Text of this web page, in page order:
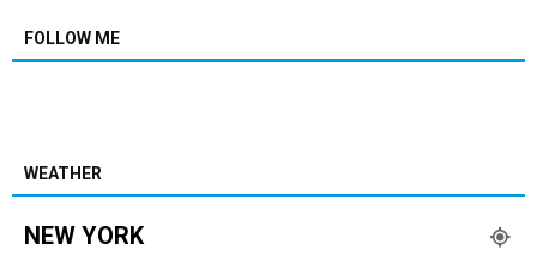
FOLLOW ME
WEATHER
NEW YORK